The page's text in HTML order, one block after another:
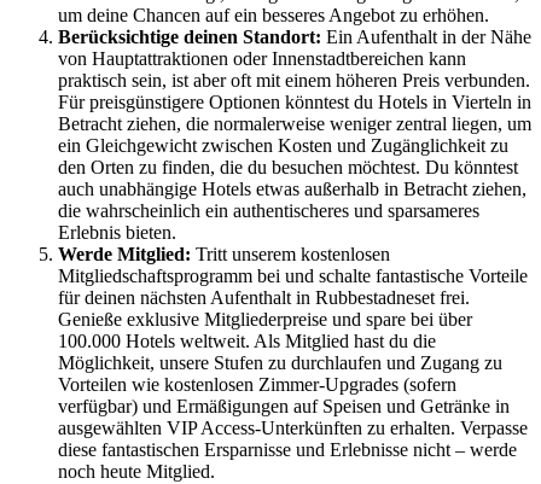
um deine Chancen auf ein besseres Angebot zu erhöhen.
Berücksichtige deinen Standort: Ein Aufenthalt in der Nähe
von Hauptattraktionen oder Innenstadtbereichen kann
praktisch sein, ist aber oft mit einem höheren Preis verbunden.
Für preisgünstigere Optionen könntest du Hotels in Vierteln in
Betracht ziehen, die normalerweise weniger zentral liegen, um
ein Gleichgewicht zwischen Kosten und Zugänglichkeit zu
den Orten zu finden, die du besuchen möchtest. Du könntest
auch unabhängige Hotels etwas außerhalb in Betracht ziehen,
die wahrscheinlich ein authentischeres und sparsameres
Erlebnis bieten.
Werde Mitglied: Tritt unserem kostenlosen
Mitgliedschaftsprogramm bei und schalte fantastische Vorteile
für deinen nächsten Aufenthalt in Rubbestadneset frei.
Genieße exklusive Mitgliederpreise und spare bei über
100.000 Hotels weltweit. Als Mitglied hast du die
Möglichkeit, unsere Stufen zu durchlaufen und Zugang zu
Vorteilen wie kostenlosen Zimmer-Upgrades (sofern
verfügbar) und Ermäßigungen auf Speisen und Getränke in
ausgewählten VIP Access-Unterkünften zu erhalten. Verpasse
diese fantastischen Ersparnisse und Erlebnisse nicht – werde
noch heute Mitglied.